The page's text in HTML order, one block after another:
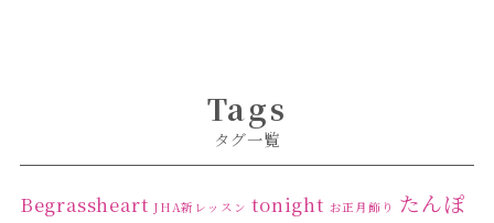
Tags
タグ一覧
Begrassheart JHA新レッスン tonight お正月飾り たんぽ